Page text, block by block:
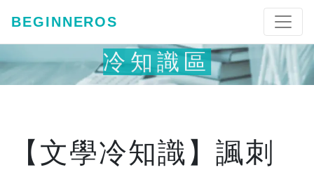
BEGINNEROS
冷知識區
【文學冷知識】諷刺